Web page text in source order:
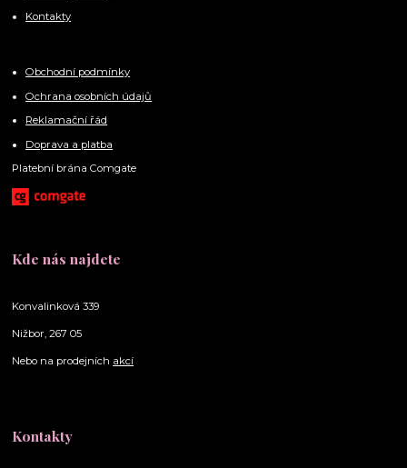
Kontakty
Obchodní podmínky
Ochrana osobních údajů
Reklamační řád
Doprava a platba
Platební brána Comgate
Kde nás najdete
Konvalinková 339
Nižbor, 267 05
Nebo na prodejních akcí
Kontakty